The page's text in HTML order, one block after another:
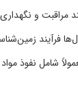
مراقبت و
فرآیند
شامل نفوذ مواد